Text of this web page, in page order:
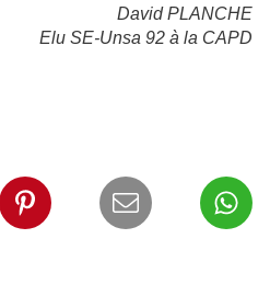
David PLANCHE
Elu SE-Unsa 92 à la CAPD